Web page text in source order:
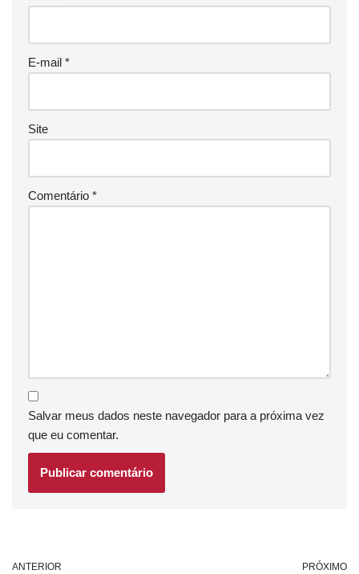
E-mail *
Site
Comentário *
Salvar meus dados neste navegador para a próxima vez
que eu comentar.
ANTERIOR PRÓXIMO